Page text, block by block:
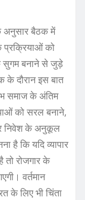
अनुसार बैठक में
प्रक्रियाओं को
सुगम बनाने से जुड़े
के दौरान इस बात
समाज के अंतिम
को सरल बनाने,
निवेश के अनुकूल
है कि यदि व्यापार
तो रोजगार के
वर्तमान
के लिए भी चिंता